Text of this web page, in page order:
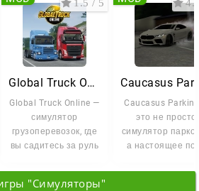
Global Truck Online
Global Truck Online —
симулятор
грузоперевозок, где
вы садитесь за руль
1.5 / 5
Caucasus
это не просто
симулятор
а настоящее
считает
"Симуляторы"